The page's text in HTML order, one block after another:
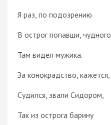
Я раз, по подозрению
В острог попавши, чудного
Там видел мужика.
За конокрадство, кажется,
Судился, звали Сидором,
Так из острога барину